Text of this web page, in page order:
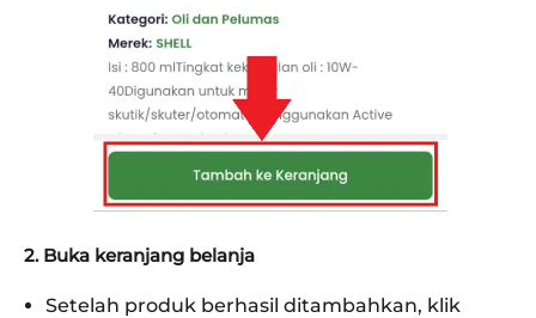
2. Buka keranjang belanja
Setelah produk berhasil ditambahkan, klik